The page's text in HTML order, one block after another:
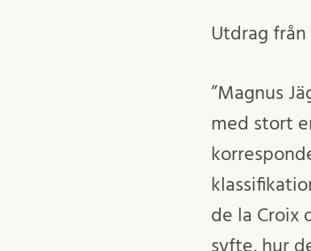
Utdrag
”Magnus
med stort
de la Croix
syfte, hur